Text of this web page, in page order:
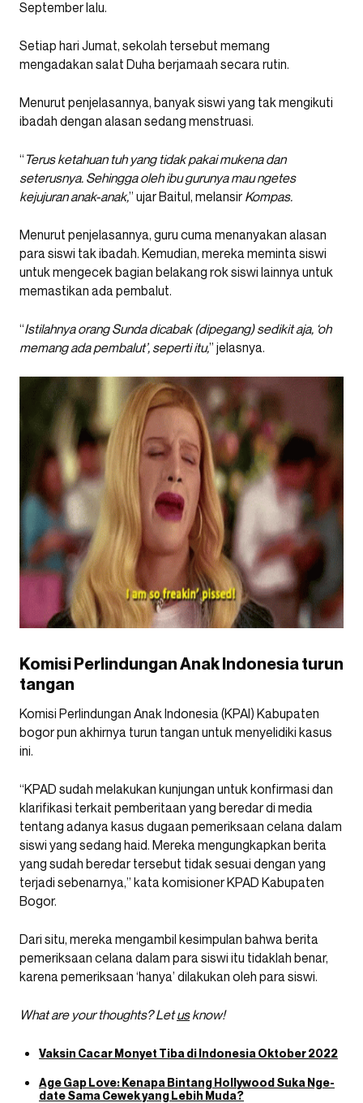
September lalu.
Setiap hari Jumat, sekolah tersebut memang
mengadakan salat Duha berjamaah secara rutin.
Menurut penjelasannya, banyak siswi yang tak mengikuti
ibadah dengan alasan sedang menstruasi.
“ Terus ketahuan tuh yang tidak pakai mukena dan
seterusnya. Sehingga oleh ibu gurunya mau ngetes
kejujuran anak-anak,” ujar Baitul, melansir Kompas.
Menurut penjelasannya, guru cuma menanyakan alasan
para siswi tak ibadah. Kemudian, mereka meminta siswi
untuk mengecek bagian belakang rok siswi lainnya untuk
memastikan ada pembalut.
“Istilahnya orang Sunda dicabak (dipegang) sedikit aja, ‘oh
memang ada pembalut’, seperti itu,” jelasnya.
Komisi Perlindungan Anak Indonesia turun
tangan
Komisi Perlindungan Anak Indonesia (KPAI) Kabupaten
bogor pun akhirnya turun tangan untuk menyelidiki kasus
ini.
“KPAD sudah melakukan kunjungan untuk konfirmasi dan
klarifikasi terkait pemberitaan yang beredar di media
tentang adanya kasus dugaan pemeriksaan celana dalam
siswi yang sedang haid. Mereka mengungkapkan berita
yang sudah beredar tersebut tidak sesuai dengan yang
terjadi sebenarnya,” kata komisioner KPAD Kabupaten
Bogor.
Dari situ, mereka mengambil kesimpulan bahwa berita
pemeriksaan celana dalam para siswi itu tidaklah benar,
karena pemeriksaan ‘hanya’ dilakukan oleh para siswi.
What are your thoughts? Letusknow!
Vaksin Cacar Monyet Tiba di Indonesia Oktober 2022
Age Gap Love: Kenapa Bintang Hollywood Suka Nge-
date Sama Cewek yang Lebih Muda?